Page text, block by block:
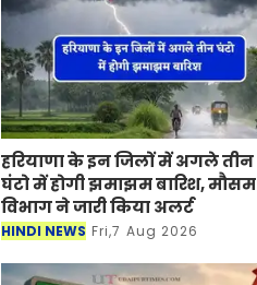
हरियाणा के इन जिलों में अगले तीन
घंटो में होगी झमाझम बारिश, मौसम
विभाग ने जारी किया अलर्ट
HINDI NEWS Fri,7 Aug 2026